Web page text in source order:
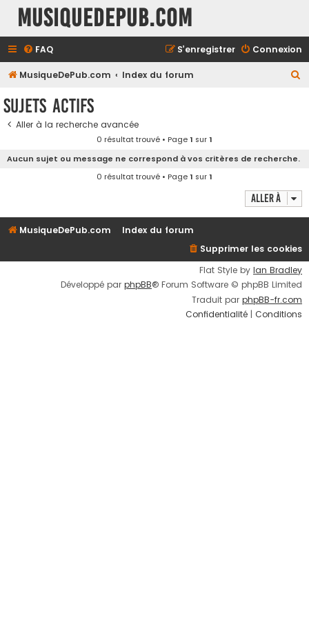
MusiqueDePub.com
FAQ Connexion
S’enregistrer
MusiqueDePub.com Index du forum
e
Sujets actifs
Aller à la recherche avancée
0 résultat trouvé • Page1 sur1
Aucun sujet ou message ne correspond à vos critères de recherche.
0 résultat trouvé • Page1 sur1
Aller à
MusiqueDePub.com
Index du forum
Supprimer les cookies
Flat Style by Ian Bradley
Développé par phpBB® Forum Software © phpBB Limited
Traduit par phpBB-fr.com
Confidentialité | Conditions